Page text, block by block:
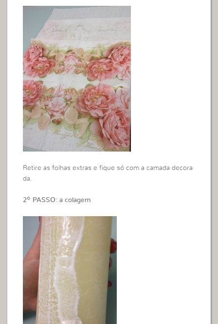
Retire as folhas extras e fique só com a camada decora
da.
2º PASSO: a colagem